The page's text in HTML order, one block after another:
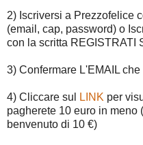
2) Iscriversi a Prezzofelice
(email, cap, password) o
con la scritta REGISTRATI
3) Confermare L'EMAIL
4) Cliccare sul LINK per
pagherete 10 euro in meno
benvenuto di 10 €)